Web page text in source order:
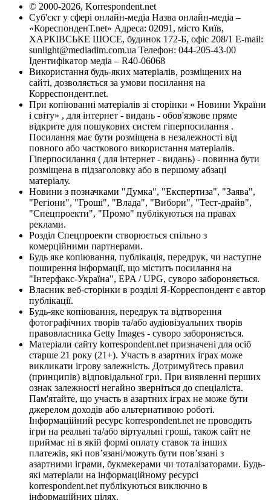
© 2000-2026, Korrespondent.net
Суб'єкт у сфері онлайн-медіа Назва онлайн-медіа –
«КореспонденТ.net» Адреса: 02091, місто Київ,
ХАРКІВСЬКЕ ШОСЕ, будинок 172-Б, офіс 208/1 E-mail:
sunlight@mediadim.com.ua Телефон: 044-205-43-00
Ідентифікатор медіа – R40-06068
Використання будь-яких матеріалів, розміщених на
сайті, дозволяється за умови посилання на
Корреспондент.net.
При копіюванні матеріалів зі сторінки « Новини України
і світу» , для інтернет - видань - обов'язкове пряме
відкрите для пошукових систем гіперпосилання .
Посилання має бути розміщена в незалежності від
повного або часткового використання матеріалів.
Гіперпосилання ( для інтернет - видань) - повинна бути
розміщена в підзаголовку або в першому абзаці
матеріалу.
Новини з позначками "Думка", "Експертиза", "Заява",
"Регіони", "Гроші", "Влада", "Вибори", "Тест-драйв",
"Спецпроекти", "Промо" публікуються на правах
реклами.
Розділ Спецпроекти створюється спільно з
комерційними партнерами.
Будь яке копіювання, публікація, передрук, чи наступне
поширення інформації, що містить посилання на
"Інтерфакс-Україна", EPA / UPG, суворо забороняється.
Власник веб-сторінки в розділі Я-Корреспондент є автор
публікації.
Будь-яке копіювання, передрук та відтворення
фотографічних творів та/або аудіовізуальних творів
правовласника Getty Images - суворо забороняється.
Матеріали сайту korrespondent.net призначені для осіб
старше 21 року (21+). Участь в азартних іграх може
викликати ігрову залежність. Дотримуйтесь правил
(принципів) відповідальної гри. При виявленні перших
ознак залежності негайно зверніться до спеціаліста.
Пам'ятайте, що участь в азартних іграх не може бути
джерелом доходів або альтернативою роботі.
Інформаційний ресурс korrespondent.net не проводить
ігри на реальні та/або віртуальні гроші, також сайт не
приймає ні в якій формі оплату ставок та інших
платежів, які пов’язані/можуть бути пов’язані з
азартними іграми, букмекерами чи тоталізаторами. Будь-
які матеріали на інформаційному ресурсі
korrespondent.net публікуються виключно в
інформаційних цілях.